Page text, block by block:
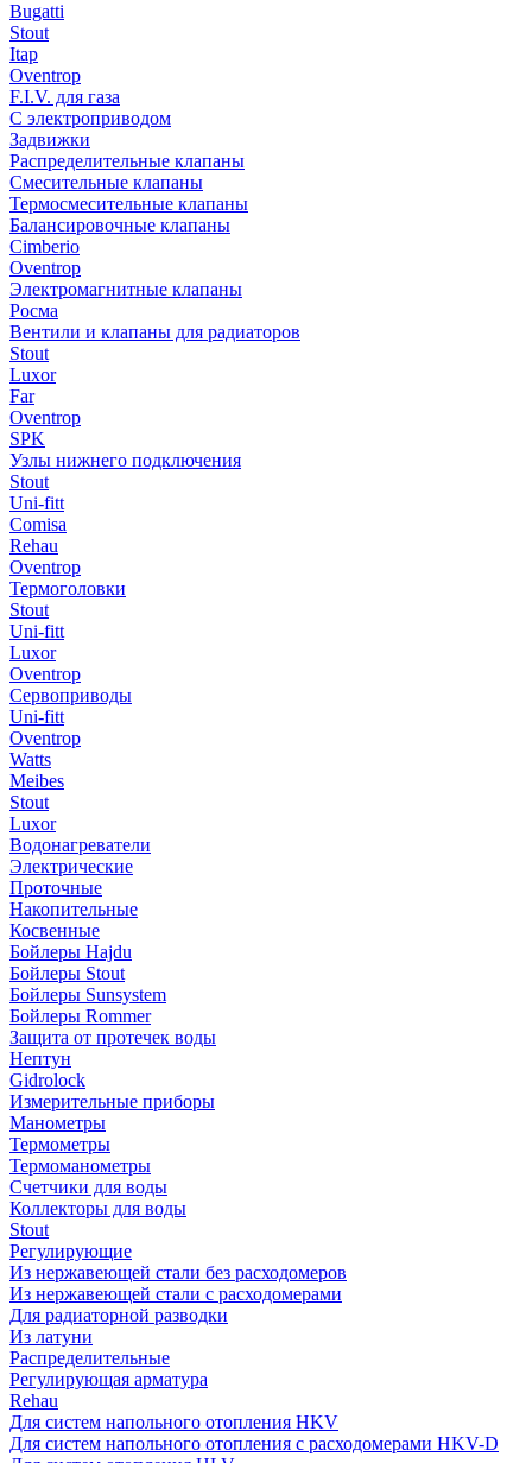
Bugatti
Stout
Itap
Oventrop
F.I.V. для газа
С электроприводом
Задвижки
Распределительные клапаны
Cмесительные клапаны
Термосмесительные клапаны
Балансировочные клапаны
Cimberio
Oventrop
Электромагнитные клапаны
Росма
Вентили и клапаны для радиаторов
Stout
Luxor
Far
Oventrop
SPK
Узлы нижнего подключения
Stout
Uni-fitt
Comisa
Rehau
Oventrop
Термоголовки
Stout
Uni-fitt
Luxor
Oventrop
Сервоприводы
Uni-fitt
Oventrop
Watts
Meibes
Stout
Luxor
Водонагреватели
Электрические
Проточные
Накопительные
Косвенные
Бойлеры Hajdu
Бойлеры Stout
Бойлеры Sunsystem
Бойлеры Rommer
Защита от протечек воды
Нептун
Gidrolock
Измерительные приборы
Манометры
Термометры
Термоманометры
Счетчики для воды
Коллекторы для воды
Stout
Регулирующие
Из нержавеющей стали без расходомеров
Из нержавеющей стали с расходомерами
Для радиаторной разводки
Из латуни
Распределительные
Регулирующая арматура
Rehau
Для систем напольного отопления HKV
Для систем напольного отопления с расходомерами HKV-D